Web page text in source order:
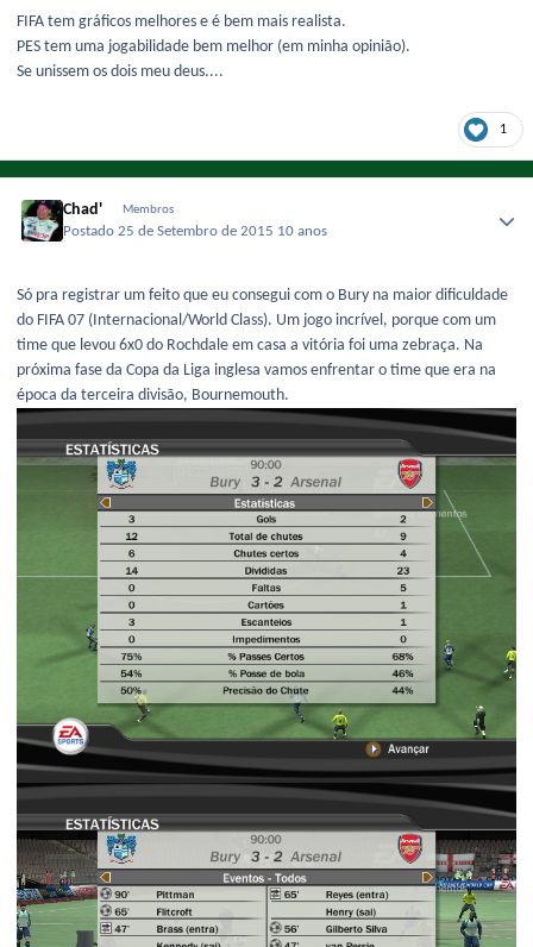
FIFA tem gráficos melhores e é bem mais realista.
PES tem uma jogabilidade bem melhor (em minha opinião).
Se unissem os dois meu deus....
1
Chad' Membros
Postado25 de Setembro de 2015 10 anos
Só pra registrar um feito que eu consegui com o Bury na maior dificuldade
do FIFA 07 (Internacional/World Class). Um jogo incrível, porque com um
time que levou 6x0 do Rochdale em casa a vitória foi uma zebraça. Na
próxima fase da Copa da Liga inglesa vamos enfrentar o time que era na
época da terceira divisão, Bournemouth.